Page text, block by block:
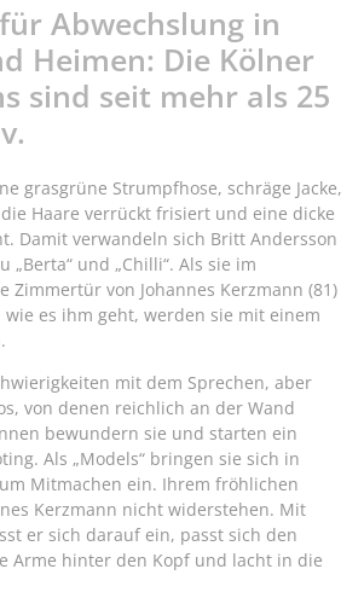
Abwechslung in
Heimen: Die Kölner
sind seit mehr als 25
grasgrüne Strumpfhose, schräge Jacke,
Haare verrückt frisiert und eine dicke
Damit verwandeln sich Britt Andersson
„Berta“ und „Chilli“. Als sie im
Zimmertür von Johannes Kerzmann (81)
es ihm geht, werden sie mit einem
mit dem Sprechen, aber
von denen reichlich an der Wand
bewundern sie und starten ein
Als „Models“ bringen sie sich in
Mitmachen ein. Ihrem fröhlichen
Kerzmann nicht widerstehen. Mit
er sich darauf ein, passt sich den
Arme hinter den Kopf und lacht in die